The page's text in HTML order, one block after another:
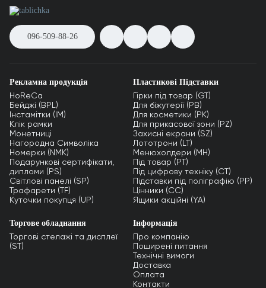
096-509-88-26
Рекламна продукція
HoReCa
Бейджі (BPL)
Інстамітки (IM)
Клік рамки
Монетниці
Нагородна Символіка
Номерки (NMK)
Подарункові сертифікати,
дипломи (PS)
Світлові панелі (SP)
Трафарети (TF)
Куточки покупця (UP)
Пластикові Підставки
Гірки під товар (GT)
Для біжутерії (PB)
Для косметики (PK)
Для прикасової зони (PZ)
Захисні екрани (SZ)
Лототрони (LT)
Менюхолдери (MH)
Під товар (PT)
Під цифрову техніку (CT)
Підставки під поліграфію (PP)
Цінники (СС)
Ящики акційні (YA)
Торгове обладнання
Торгові стелажі та дисплеї
(ST)
Інформація
Про компанію
Поширені питання
Технічні вимоги
Доставка
Оплата
Контакти